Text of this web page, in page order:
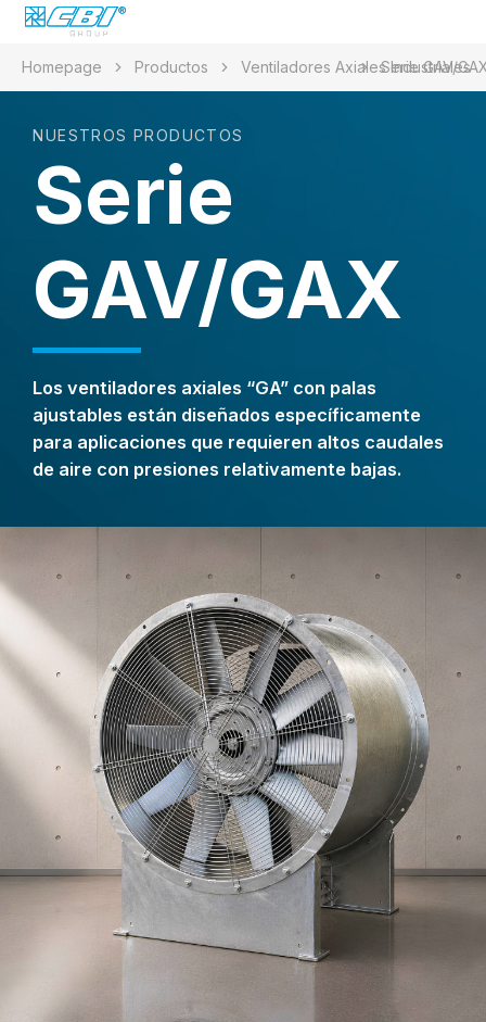
Homepage Productos Ventiladores Axiales Industriales
Serie GAV/
NUESTROS PRODUCTOS
Serie
GAV/GAX
Los ventiladores axiales “GA” con palas
ajustables están diseñados específicamente
para aplicaciones que requieren altos caudales
de aire con presiones relativamente bajas.